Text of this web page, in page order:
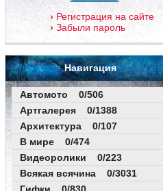
Регистрация на сайте
Забыли пароль
Навигация
Автомото 0/506
Артгалерея 0/1388
Архитектура 0/107
В мире 0/474
Видеоролики 0/223
Всякая всячина 0/3031